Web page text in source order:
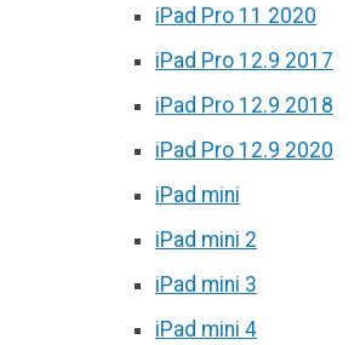
iPad Pro 11 2020
iPad Pro 12.9 2017
iPad Pro 12.9 2018
iPad Pro 12.9 2020
iPad mini
iPad mini 2
iPad mini 3
iPad mini 4